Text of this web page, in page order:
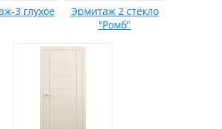
3 глухое
Эрмитаж 2 стекло
"Ромб"